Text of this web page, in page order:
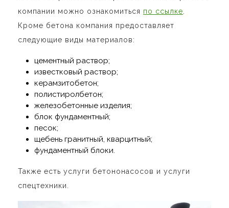
компании можно ознакомиться по ссылке
Кроме бетона компания предоставляет
следующие виды материалов:
цементный раствор;
известковый раствор;
керамзитобетон;
полистиролбетон;
железобетонные изделия;
блок фундаментный;
песок;
щебень гранитный, кварцитный;
фундаментный блоки.
Также есть услуги бетононасосов и услуги
спецтехники.